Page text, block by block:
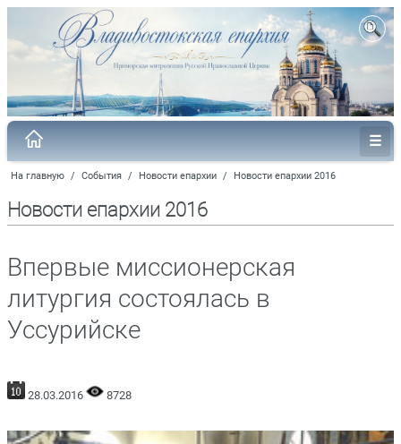
На главную / События / Новости епархии / Новости епархии 2016
Новости епархии 2016
Впервые миссионерская
литургия состоялась в
Уссурийске
28.03.2016 8728